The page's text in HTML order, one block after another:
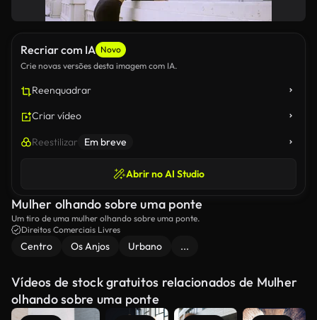
Recriar com IA Novo
Crie novas versões desta imagem com IA.
Reenquadrar
Criar vídeo
Reestilizar Em breve
Abrir no AI Studio
Mulher olhando sobre uma ponte
Um tiro de uma mulher olhando sobre uma ponte.
Direitos Comerciais Livres
Centro Os Anjos Urbano ...
Vídeos de stock gratuitos relacionados de Mulher
olhando sobre uma ponte